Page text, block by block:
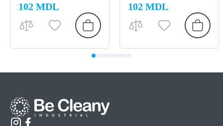
102 MDL 102 MDL